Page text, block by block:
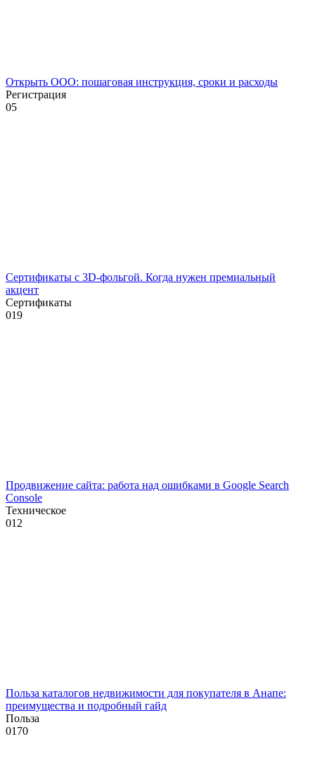
Открыть ООО: пошаговая инструкция, сроки и расходы
Регистрация
05
Сертификаты с 3D-фольгой. Когда нужен премиальный
акцент
Сертификаты
019
Продвижение сайта: работа над ошибками в Google Search
Console
Техническое
012
Польза каталогов недвижимости для покупателя в Анапе:
преимущества и подробный гайд
Польза
0170